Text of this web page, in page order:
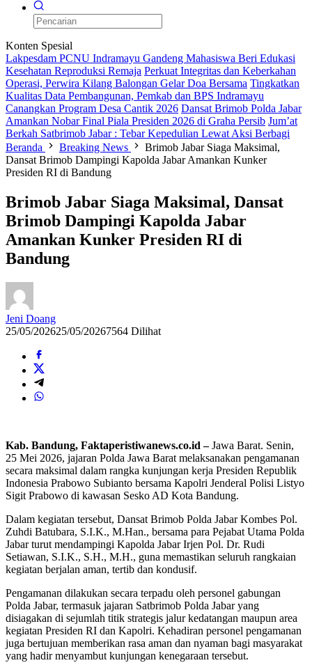
Konten Spesial
Lakpesdam PCNU Indramayu Gandeng Mahasiswa Beri Edukasi
Kesehatan Reproduksi Remaja Perkuat Integritas dan Keberkahan
Operasi, Perwira Kilang Balongan Gelar Doa Bersama Tingkatkan
Kualitas Data Pembangunan, Pemkab dan BPS Indramayu
Canangkan Program Desa Cantik 2026 Dansat Brimob Polda Jabar
Amankan Nobar Final Piala Presiden 2026 di Graha Persib Jum’at
Berkah Satbrimob Jabar : Tebar Kepedulian Lewat Aksi Berbagi
Beranda
Breaking News
Brimob Jabar Siaga Maksimal,
Dansat Brimob Dampingi Kapolda Jabar Amankan Kunker
Presiden RI di Bandung
Brimob Jabar Siaga Maksimal, Dansat
Brimob Dampingi Kapolda Jabar
Amankan Kunker Presiden RI di
Bandung
Jeni Doang
25/05/202625/05/20267564 Dilihat
Kab. Bandung, Faktaperistiwanews.co.id –Jawa Barat. Senin,
25 Mei 2026, jajaran Polda Jawa Barat melaksanakan pengamanan
secara maksimal dalam rangka kunjungan kerja Presiden Republik
Indonesia Prabowo Subianto bersama Kapolri Jenderal Polisi Listyo
Sigit Prabowo di kawasan Sesko AD Kota Bandung.
Dalam kegiatan tersebut, Dansat Brimob Polda Jabar Kombes Pol.
Zuhdi Batubara, S.I.K., M.Han., bersama para Pejabat Utama Polda
Jabar turut mendampingi Kapolda Jabar Irjen Pol. Dr. Rudi
Setiawan, S.I.K., S.H., M.H., guna memastikan seluruh rangkaian
kegiatan berjalan aman, tertib dan kondusif.
Pengamanan dilakukan secara terpadu oleh personel gabungan
Polda Jabar, termasuk jajaran Satbrimob Polda Jabar yang
disiagakan di sejumlah titik strategis jalur kedatangan maupun area
kegiatan Presiden RI dan Kapolri. Kehadiran personel pengamanan
juga bertujuan memberikan rasa aman dan nyaman bagi masyarakat
yang hadir menyambut kunjungan kenegaraan tersebut.